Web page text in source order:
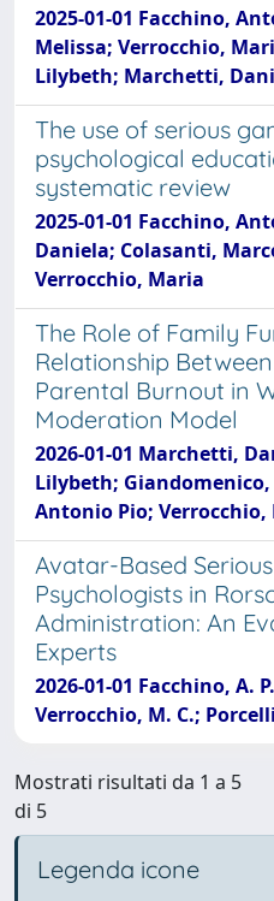
2025-01-01 Facchino,
Melissa; Verrocchio,
Lilybeth; Marchetti,
The use of serious
psychological
systematic review
2025-01-01 Facchino,
Daniela; Colasanti,
Verrocchio, Maria
The Role of Family
Relationship
Parental Burnout in
Moderation Model
2026-01-01 Marchetti,
Lilybeth; Giandomenico,
Antonio Pio;
Avatar-Based
Psychologists in
Administration: An
Experts
2026-01-01 Facchino, A.
Verrocchio, M. C.;
Mostrati risultati da 1 a 5
di 5
Legenda icone